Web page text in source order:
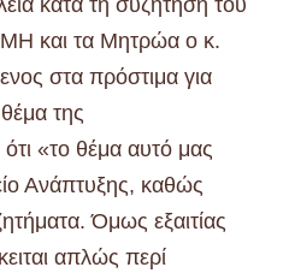
και τα Μητρώα ο κ.
στα πρόστιμα για
της
«το θέμα αυτό μας
Ανάπτυξης, καθώς
Όμως εξαιτίας
απλώς περί